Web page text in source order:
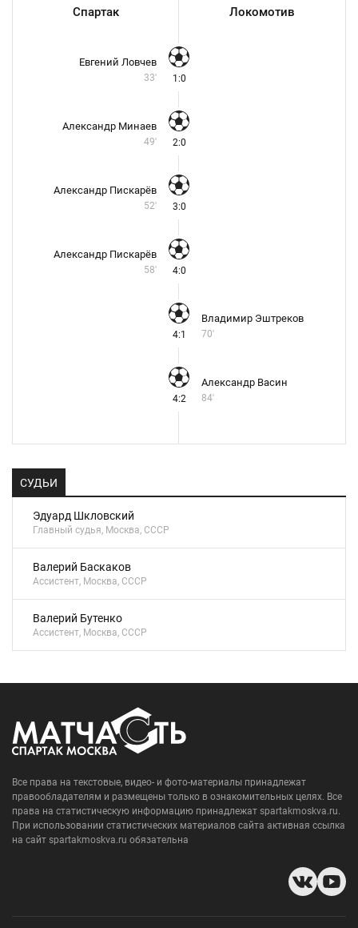
Спартак Локомотив
Евгений Ловчев
33' 1:0
Александр Минаев
49' 2:0
Александр Пискарёв
52' 3:0
Александр Пискарёв
58' 4:0
4:1
Владимир Эштреков
70'
4:2
Александр Васин
84'
СУДЬИ
Эдуард Шкловский
Главный судья, Москва, СССР
Валерий Баскаков
Ассистент, Москва, СССР
Валерий Бутенко
Ассистент, Москва, СССР
Все права на текстовые, видео- и фото-материалы принадлежат
правообладателям и размещены только в ознакомительных целях. Все
права на статистическую информацию принадлежат spartakmoskva.ru.
При использовании статистических материалов сайта активная ссылка
на сайт spartakmoskva.ru обязательна